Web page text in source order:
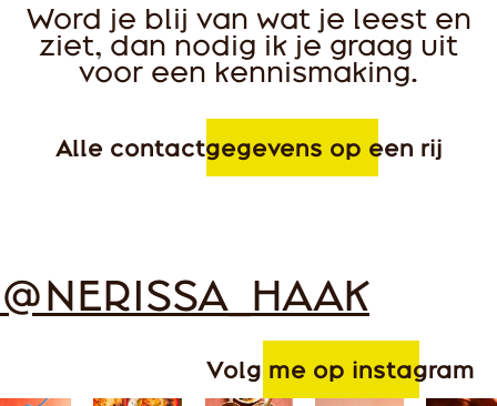
Word je blij van wat je leest en
ziet, dan nodig ik je graag uit
voor een kennismaking.
Alle contactgegevens op een rij
@NERISSA_HAAK
Volg me op instagram